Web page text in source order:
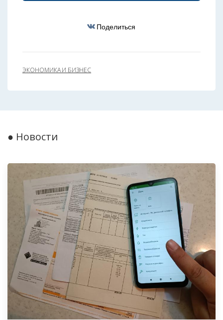
Поделиться
ЭКОНОМИКА И БИЗНЕС
● Новости